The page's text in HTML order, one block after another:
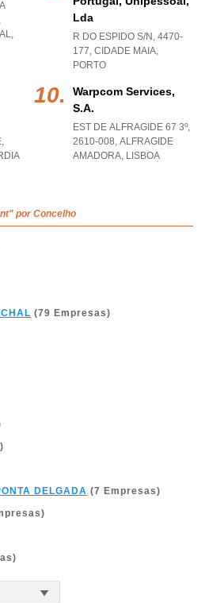
,
Lda
R DO ESPIDO S/N, 4470-
177, CIDADE MAIA,
PORTO
Warpcom Services,
S.a.
EST DE ALFRAGIDE 67 3º,
2610-008, ALFRAGIDE
AMADORA, LISBOA
por Concelho
(79 Empresas)
DELGADA (7 Empresas)